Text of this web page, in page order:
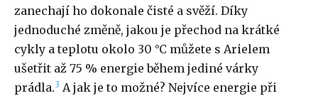
zanechají ho dokonale čisté a svěží. Díky
jednoduché změně, jakou je přechod na krátké
cykly a teplotu okolo 30 °C můžete s Arielem
ušetřit až 75 % energie během jediné várky
prádla.3 A jak je to možné? Nejvíce energie při